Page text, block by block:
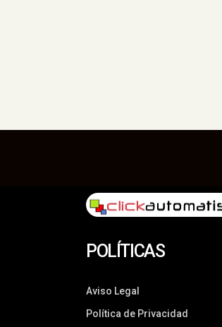
POLÍTICAS
Aviso Legal
Política de Privacidad